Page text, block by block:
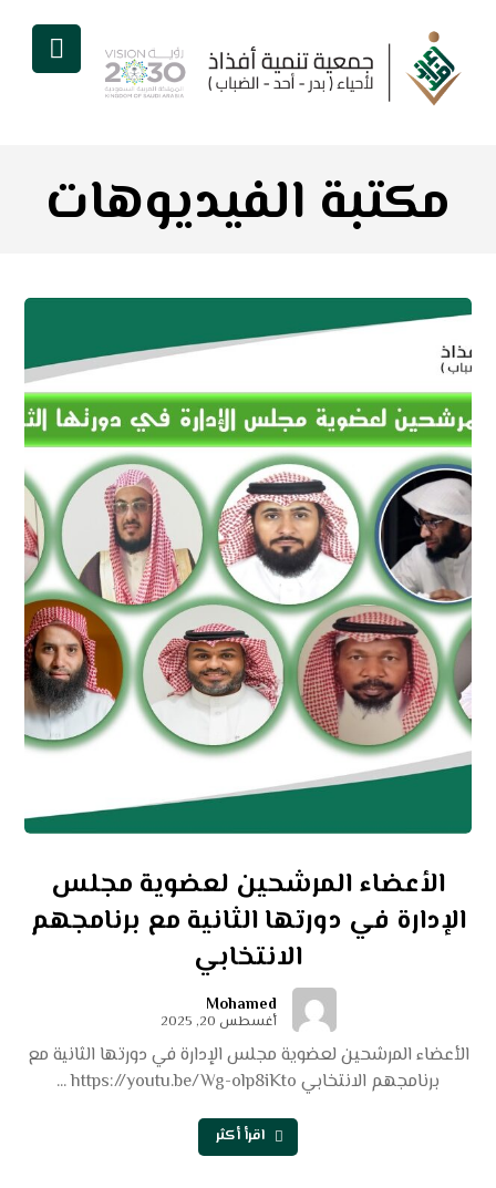
مكتبة الفيديوهات
الأعضاء المرشحين لعضوية مجلس
الإدارة في دورتها الثانية مع برنامجهم
الانتخابي
Mohamed
أغسطس 20, 2025
الأعضاء المرشحين لعضوية مجلس الإدارة في دورتها الثانية مع
برنامجهم الانتخابي https://youtu.be/Wg-olp8iKto ...
اقرأ أكثر